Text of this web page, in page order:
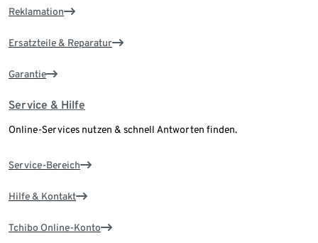
Reklamation
Ersatzteile & Reparatur
Garantie
Service & Hilfe
Online-Services nutzen & schnell Antworten finden.
Service-Bereich
Hilfe & Kontakt
Tchibo Online-Konto